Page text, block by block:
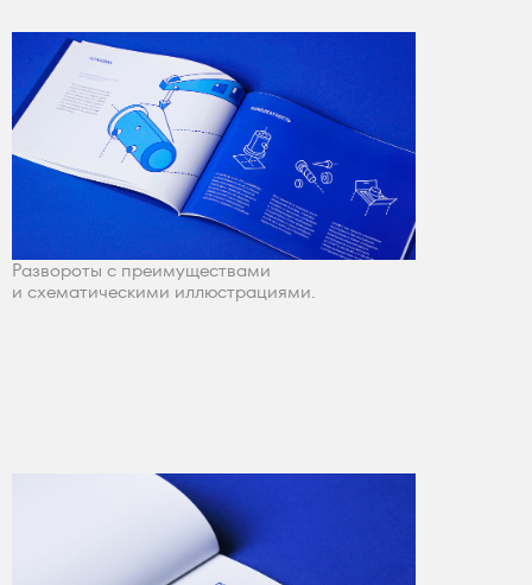
Развороты с преимуществами
и схематическими иллюстрациями.